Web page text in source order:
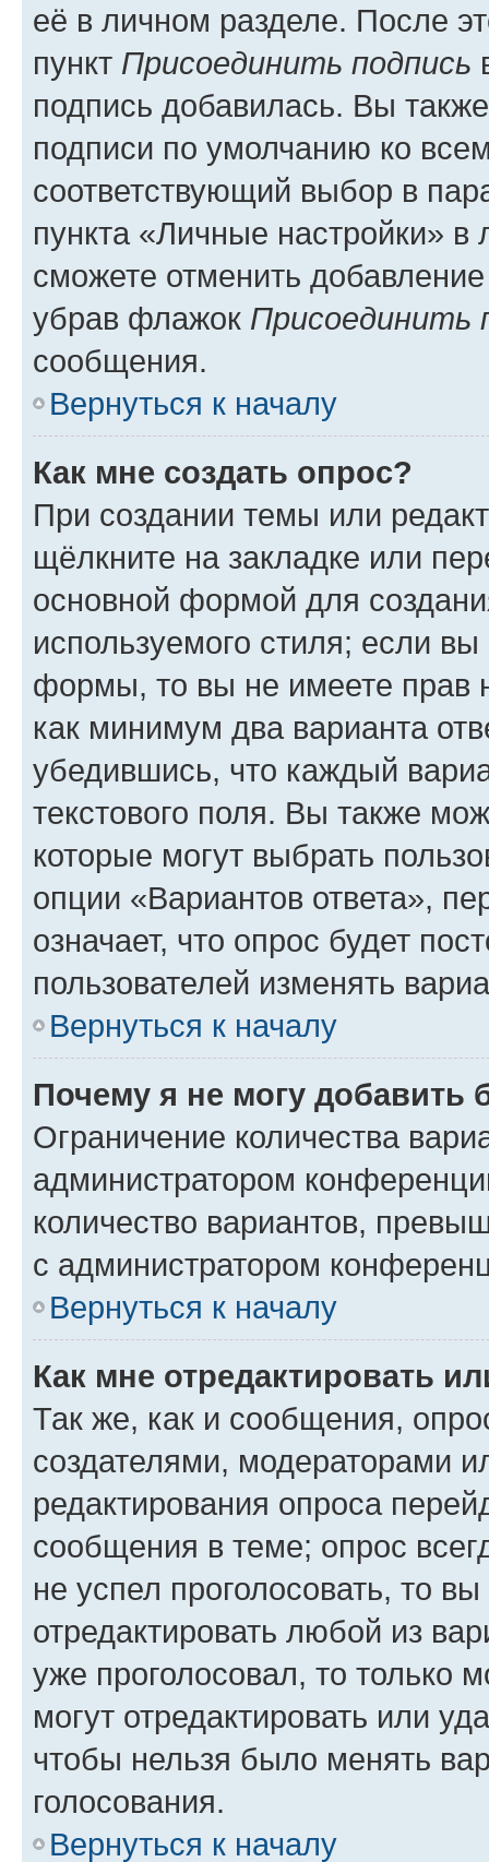
её в личном разделе. После
пункт Присоединить подпись
подпись добавилась. Вы
подписи по умолчанию ко
соответствующий выбор в
пункта «Личные настройки»
сможете отменить
убрав флажок Присоединить
сообщения.
Вернуться к началу
Как мне создать опрос?
При создании темы или
щёлкните на закладке или
основной формой для
используемого стиля; если
формы, то вы не имеете прав
как минимум два варианта
убедившись, что каждый
текстового поля. Вы также
которые могут выбрать
опции «Вариантов ответа»,
означает, что опрос будет
пользователей изменять
Вернуться к началу
Почему я не могу добавить
Ограничение количества
администратором
количество вариантов,
с администратором
Вернуться к началу
Как мне отредактировать
Так же, как и сообщения,
создателями, модераторами
редактирования опроса
сообщения в теме; опрос
не успел проголосовать, то
отредактировать любой из
уже проголосовал, то только
могут отредактировать или
чтобы нельзя было менять
голосования.
Вернуться к началу